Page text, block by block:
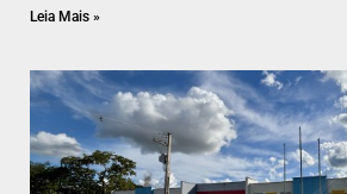
Leia Mais »